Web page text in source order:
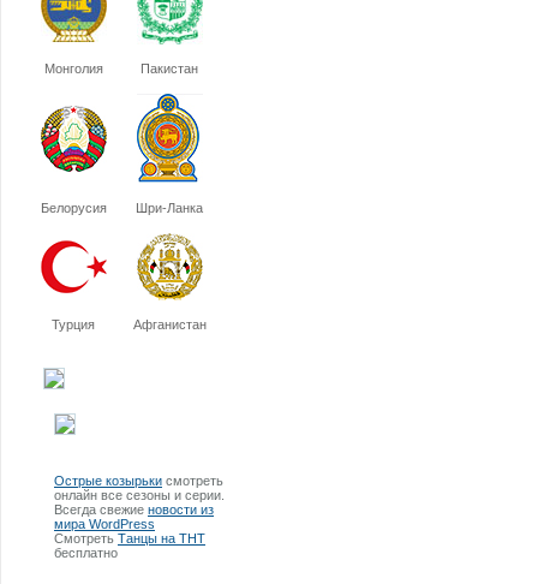
Монголия Пакистан
Белорусия Шри-Ланка
Турция Афганистан
Острые козырьки смотреть
онлайн все сезоны и серии.
Всегда свежие новости из
мира WordPress
Смотреть Танцы на ТНТ
бесплатно